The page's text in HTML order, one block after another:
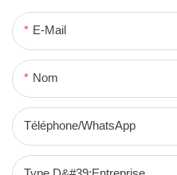
E-Mail
Nom
Téléphone/WhatsApp